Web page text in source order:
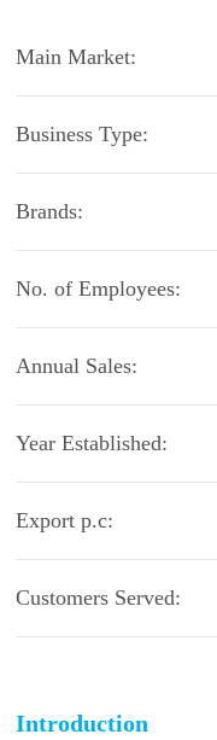
Main Market:
Business Type:
Brands:
No. of Employees:
Annual Sales:
Year Established:
Export p.c:
Customers Served:
Introduction